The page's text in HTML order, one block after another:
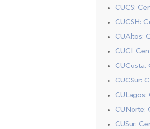
CUCS:
CUCSH:
CUAltos:
CUCI:
CUCosta:
CUCSur:
CULagos:
CUNorte:
CUSur: